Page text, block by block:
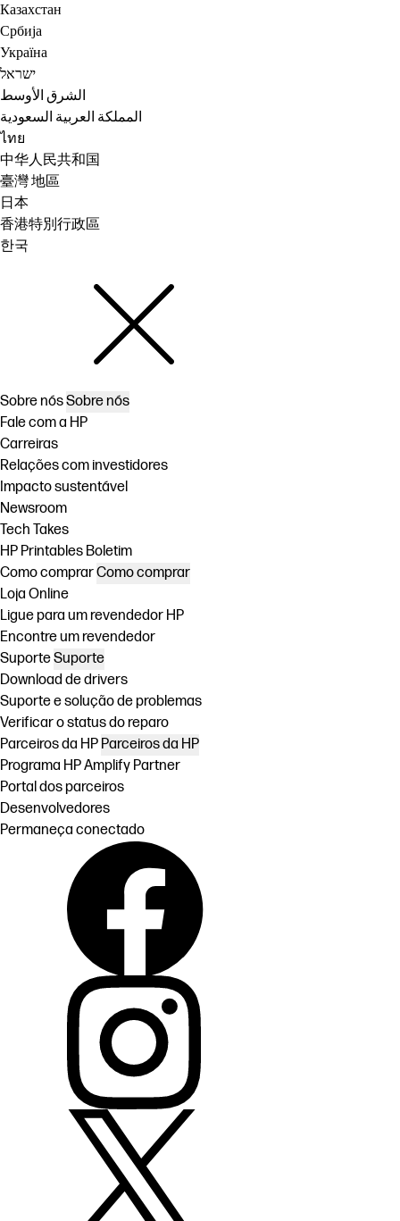
Казахстан
Србија
Україна
ישראל
الشرق الأوسط
المملكة العربية السعودية
ไทย
中华人民共和国
臺灣 地區
日本
香港特別行政區
한국
Sobre nósSobre nós
Fale com a HP
Carreiras
Relações com investidores
Impacto sustentável
Newsroom
Tech Takes
HP Printables Boletim
Como comprarComo comprar
Loja Online
Ligue para um revendedor HP
Encontre um revendedor
SuporteSuporte
Download de drivers
Suporte e solução de problemas
Verificar o status do reparo
Parceiros da HP Parceiros da HP
Programa HP Amplify Partner
Portal dos parceiros
Desenvolvedores
Permaneça conectado